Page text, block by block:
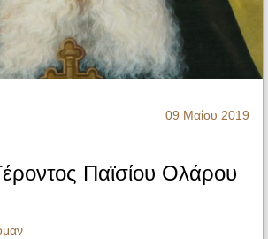
09 Μαΐου 2019
Παϊσίου Ολάρου